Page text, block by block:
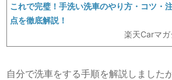
これで完璧！手洗い洗車のやり方・コツ・
点を徹底解説！
楽天Carマガ
自分で洗車をする手順を解説しました